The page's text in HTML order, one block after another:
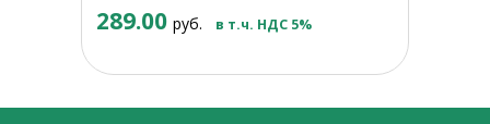
289.00 руб. в т.ч. НДС 5%